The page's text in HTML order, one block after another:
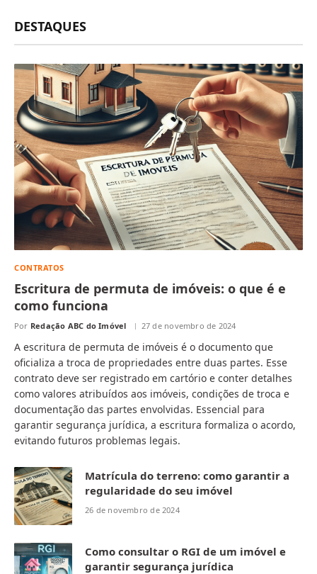
DESTAQUES
CONTRATOS
Escritura de permuta de imóveis: o que é e
como funciona
Por Redação ABC do Imóvel 27 de novembro de 2024
A escritura de permuta de imóveis é o documento que
oficializa a troca de propriedades entre duas partes. Esse
contrato deve ser registrado em cartório e conter detalhes
como valores atribuídos aos imóveis, condições de troca e
documentação das partes envolvidas. Essencial para
garantir segurança jurídica, a escritura formaliza o acordo,
evitando futuros problemas legais.
Matrícula do terreno: como garantir a
regularidade do seu imóvel
26 de novembro de 2024
Como consultar o RGI de um imóvel e
garantir segurança jurídica